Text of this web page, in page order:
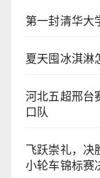
第一封清华大
夏天囤冰淇淋
河北五超邢台
口队
飞跃崇礼，决
小轮车锦标赛